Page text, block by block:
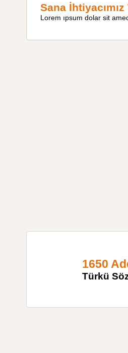
Sana İhtiyacımız
Lorem ıpsum dolar sit
1650
Türkü